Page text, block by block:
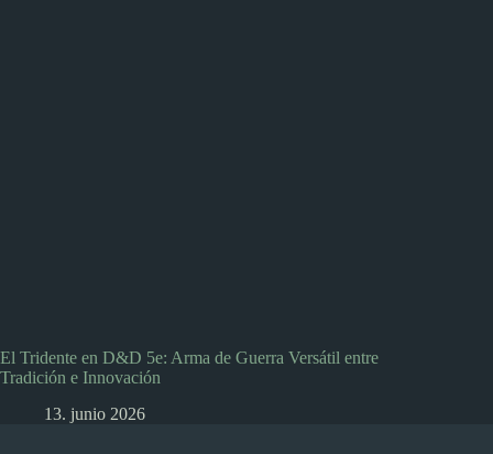
El Tridente en D&D 5e: Arma de Guerra Versátil entre
Tradición e Innovación
13. junio 2026